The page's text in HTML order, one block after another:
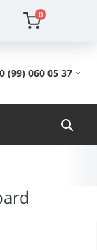
0
(99) 060 05 37